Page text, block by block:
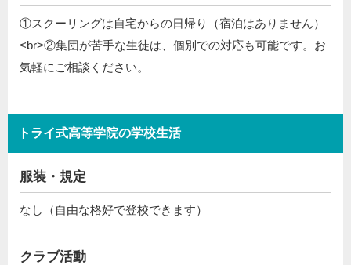
①スクーリングは自宅からの日帰り（宿泊はありません）
<br>②集団が苦手な生徒は、個別での対応も可能です。お
気軽にご相談ください。
トライ式高等学院の学校生活
服装・規定
なし（自由な格好で登校できます）
クラブ活動